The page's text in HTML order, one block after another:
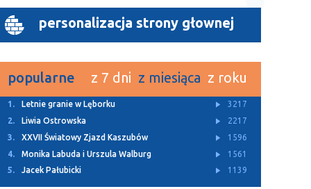
personalizacja strony głownej
popularne z 7 dni z miesiąca z roku
1. Letnie granie w Lęborku
3217
2.
Liwia Ostrowska
2217
3.
XXVII Światowy Zjazd Kaszubów
1596
4.
Monika Labuda i Urszula Walburg
1561
5.
Jacek Pałubicki 1139